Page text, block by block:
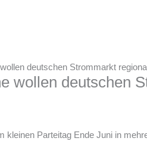
deutschen Strommarkt
wollen deutschen
kleinen Parteitag Ende Juni in